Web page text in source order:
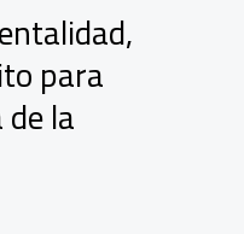
para
la